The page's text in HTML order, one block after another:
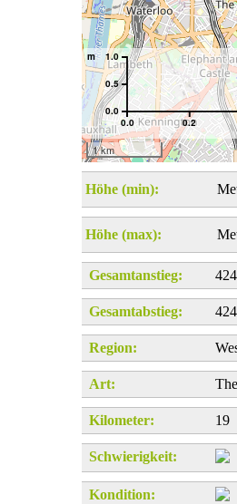
0.0 0.2
0.0
0.5
1.0
m
1 km
Höhe (min):
Höhe (max):
Gesamtanstieg:
Gesamtabstieg:
Region:
Art:
Kilometer: 19
Schwierigkeit:
Kondition: